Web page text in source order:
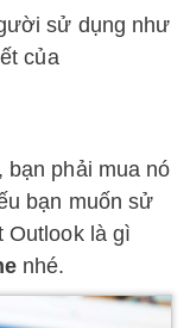
sử dụng như
của
bạn phải mua nó
bạn muốn sử
Outlook là gì
nhé.